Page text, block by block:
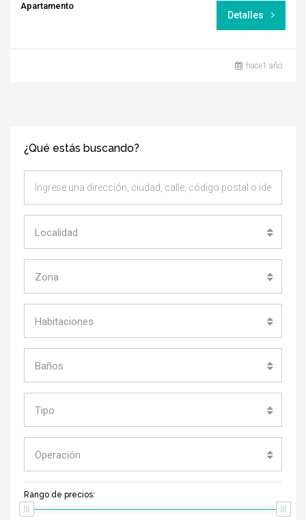
Apartamento
Detalles
hace1 año
¿Qué estás buscando?
Localidad
Zona
Habitaciones
Baños
Tipo
Operación
Rango de precios: